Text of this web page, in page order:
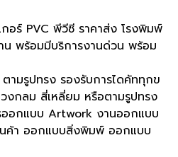
อร์ PVC พีวีซี ราคาส่ง โรงพิมพ์
น พร้อมมีบริการงานด่วน พร้อม
ามรูปทรง รองรับการไดคัททุกข
กลม สี่เหลี่ยม หรือตามรูปทรง
อกแบบ Artwork งานออกแบบ
ค้า ออกแบบสิ่งพิมพ์ ออกแบบ